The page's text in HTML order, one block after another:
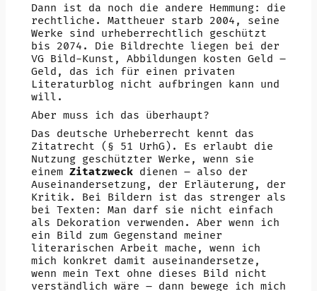
Dann ist da noch die andere Hemmung: die
rechtliche. Mattheuer starb 2004, seine
Werke sind urheberrechtlich geschützt
bis 2074. Die Bildrechte liegen bei der
VG Bild-Kunst, Abbildungen kosten Geld –
Geld, das ich für einen privaten
Literaturblog nicht aufbringen kann und
will.
Aber muss ich das überhaupt?
Das deutsche Urheberrecht kennt das
Zitatrecht (§ 51 UrhG). Es erlaubt die
Nutzung geschützter Werke, wenn sie
einem Zitatzweckdienen – also der
Auseinandersetzung, der Erläuterung, der
Kritik. Bei Bildern ist das strenger als
bei Texten: Man darf sie nicht einfach
als Dekoration verwenden. Aber wenn ich
ein Bild zum Gegenstand meiner
literarischen Arbeit mache, wenn ich
mich konkret damit auseinandersetze,
wenn mein Text ohne dieses Bild nicht
verständlich wäre – dann bewege ich mich